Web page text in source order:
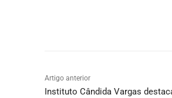
Artigo anterior
Instituto Cândida Vargas